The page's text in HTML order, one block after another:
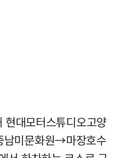
현대모터스튜디오고양
미문화원→마장호수